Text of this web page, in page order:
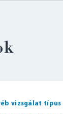
vizsgálat típus